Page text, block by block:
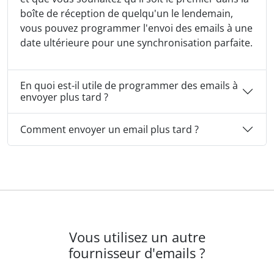
boîte de réception de quelqu'un le lendemain,
vous pouvez programmer l'envoi des emails à une
date ultérieure pour une synchronisation parfaite.
En quoi est-il utile de programmer des emails à
envoyer plus tard ?
Comment envoyer un email plus tard ?
Vous utilisez un autre
fournisseur d'emails ?